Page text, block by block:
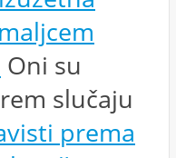
Oni su
slučaju
prema